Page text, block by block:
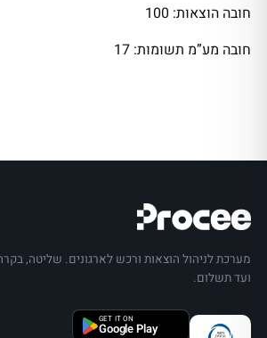
חובה הוצאות: 100
חובה מע”מ תשומות: 17
מערכת לניהול הוצאות ורכש לארגונים. שליטה,
ועד תשלום.
GET IT ON
Google Play